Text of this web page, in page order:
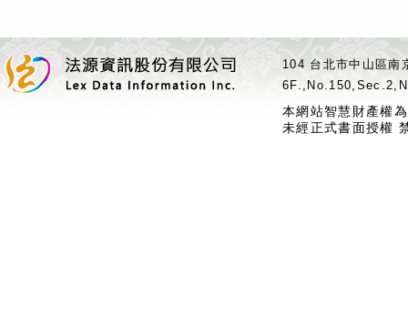
104 台北市中山區
本網站智慧財產權
未經正式書面授權